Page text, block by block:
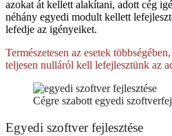
azokat át kellett alakítani, adott cég
néhány egyedi modult kellett
lefedje az igényeiket.
Természetesen az esetek
teljesen nulláról kell lefejlesztünk az
Cégre szabott egyedi
Egyedi szoftver fejlesztése